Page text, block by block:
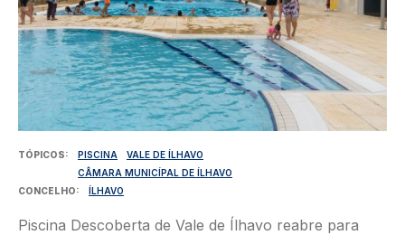
TÓPICOS PISCINA
VALE DE ÍLHAVO
CÂMARA MUNICÍPAL DE ÍLHAVO
CONCELHO
ÍLHAVO
Piscina Descoberta de Vale de Ílhavo reabre para